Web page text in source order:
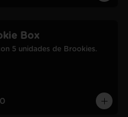
Box
5 unidades de Brookies.